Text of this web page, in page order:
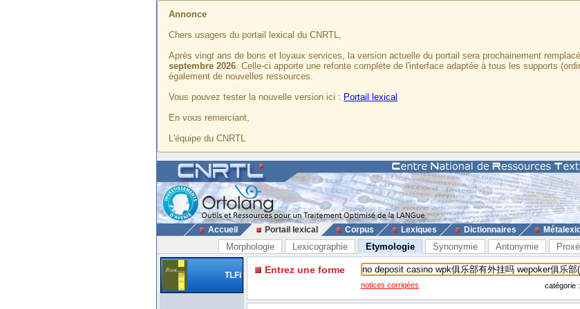
Annonce
Chers usagers du portail lexical du CNRTL,
Après vingt ans de bons et loyaux services, la version actuelle du portail sera prochainement
septembre 2026. Celle-ci apporte une refonte complète de l'interface adaptée à tous les supports
également de nouvelles ressources.
Vous pouvez tester la nouvelle version ici : Portail lexical
En vous remerciant,
L'équipe du CNRTL
Accueil Portail lexical Corpus Lexiques Dictionnaires
Morphologie Lexicographie Etymologie Synonymie Antonymie
TLFi Entrez une forme
notices corrigées catégorie :